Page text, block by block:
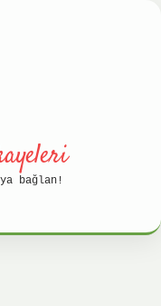
bağlan!